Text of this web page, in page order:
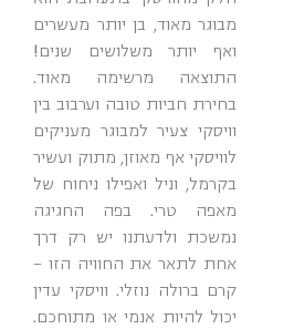
מבוגר מאוד, בן יותר מעשרים
ואף יותר משלושים שנים!
התוצאה מרשימה מאוד.
בחירת חביות טובה וערבוב בין
וויסקי צעיר למבוגר מעניקים
לוויסקי אף מאוזן, מתוק ועשיר
בקרמל, וניל ואפילו ניחוח של
מאפה טרי. בפה החגיגה
נמשכת ולדעתנו יש רק דרך
אחת לתאר את החוויה הזו –
קרם ברולה נוזלי. וויסקי עדין
יכול להיות אנמי או מתוחכם.